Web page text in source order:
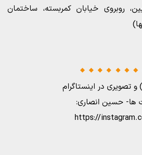
روبروی خیابان کمربسته، ساختمان
تصویری در اینستاگرام
ها- حسین انصاری:
https://